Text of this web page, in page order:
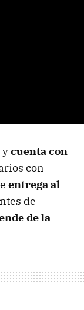
ycuenta con
con
entrega al
de
de la